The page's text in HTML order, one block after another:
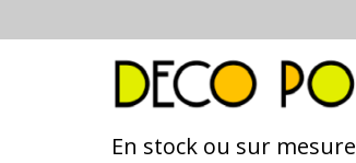
En stock ou sur mesure